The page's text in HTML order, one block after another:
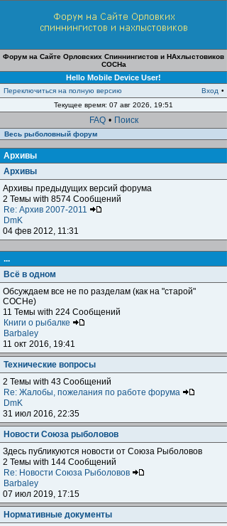
Форум на Сайте Орловских Спиннингистов и НАхлыстовиков
СОСНа
Hello Mobile Device User!
Переключиться на полную версию Вход •
Текущее время: 07 авг 2026, 19:51
FAQ • Поиск
Весь рыболовный форум
Архивы
Архивы
Архивы предыдущих версий форума
2 Темы with 8574 Сообщений
Re: Архив 2007-2011
DmK
04 фев 2012, 11:31
...
Всё в одном
Обсуждаем все не по разделам (как на "старой"
СОСНе)
11 Темы with 224 Сообщений
Книги о рыбалке
Barbaley
11 окт 2016, 19:41
Технические вопросы
2 Темы with 43 Сообщений
Re: Жалобы, пожелания по работе форума
DmK
31 июл 2016, 22:35
Новости Союза рыболовов
Здесь публикуются новости от Союза Рыболовов
2 Темы with 144 Сообщений
Re: Новости Союза Рыболовов
Barbaley
07 июл 2019, 17:15
Нормативные документы